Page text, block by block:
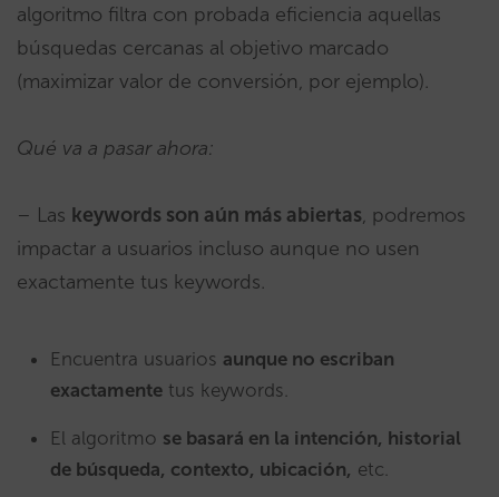
algoritmo filtra con probada eficiencia aquellas
búsquedas cercanas al objetivo marcado
(maximizar valor de conversión, por ejemplo).
Qué va a pasar ahora:
– Las keywords son aún más abiertas, podremos
impactar a usuarios incluso aunque no usen
exactamente tus keywords.
Encuentra usuarios aunque no escriban
exactamente tus keywords.
El algoritmo se basará en la intención, historial
de búsqueda, contexto, ubicación, etc.